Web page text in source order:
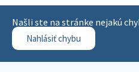
Našli ste na stránke nejakú
Nahlásiť chybu